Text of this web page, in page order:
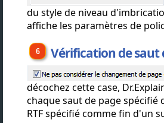
du style de niveau
affiche les paramètres de
Vérification de saut
décochez cette case,
chaque saut de page spécifié
RTF spécifié comme fin d'un